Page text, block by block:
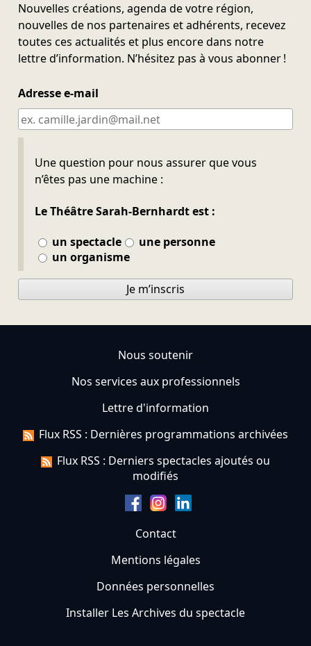
Nouvelles créations, agenda de votre région,
nouvelles de nos partenaires et adhérents, recevez
toutes ces actualités et plus encore dans notre
lettre d’information. N’hésitez pas à vous abonner !
Adresse e-mail
Une question pour nous assurer que vous
n’êtes pas une machine :
Le Théâtre Sarah-Bernhardt est :
un spectacle
une personne
un organisme
Ne pas remplir
Je m’inscris
Nous soutenir
Nos services aux professionnels
Lettre d'information
Flux RSS : Dernières programmations archivées
Flux RSS : Derniers spectacles ajoutés ou
modifiés
Contact
Mentions légales
Données personnelles
Installer Les Archives du spectacle